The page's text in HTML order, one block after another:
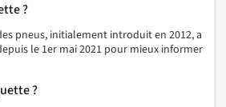
?
pneus, initialement introduit en 2012, a
le 1er mai 2021 pour mieux informer
?